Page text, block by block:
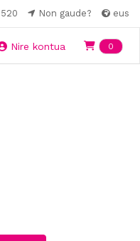
Non gaude? eus
Nire kontua 0